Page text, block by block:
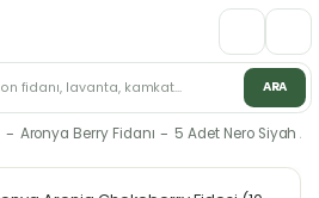
ARA
Aronya Berry Fidanı 5 Adet Nero Siyah